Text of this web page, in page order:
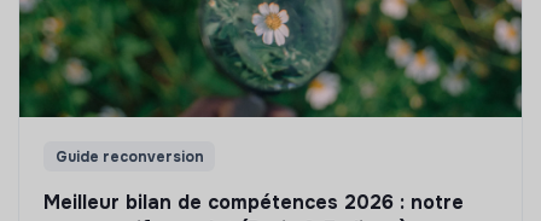
Guide reconversion
Meilleur bilan de compétences 2026 : notre